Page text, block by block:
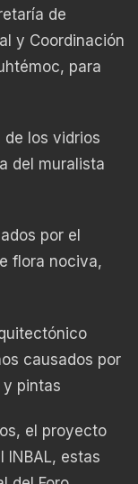
de
y Coordinación
para
los vidrios
del muralista
por el
flora nociva,
causados por
pintas
el proyecto
INBAL, estas